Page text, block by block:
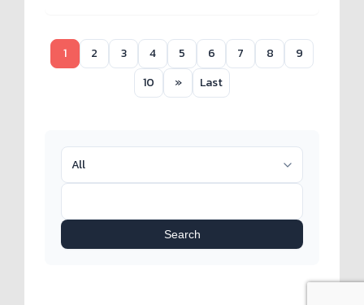
1 2 3 4 5 6 7 8
9
10
» Last
Search